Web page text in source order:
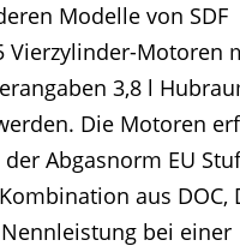
Modelle von SDF
Vierzylinder-Motoren
3,8 l
Die Motoren
Abgasnorm EU
aus DOC,
Nennleistung bei einer